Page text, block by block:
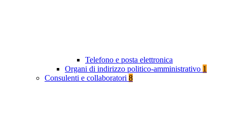
Telefono e posta elettronica
Organi di indirizzo politico-amministrativo 1
Consulenti e collaboratori 8